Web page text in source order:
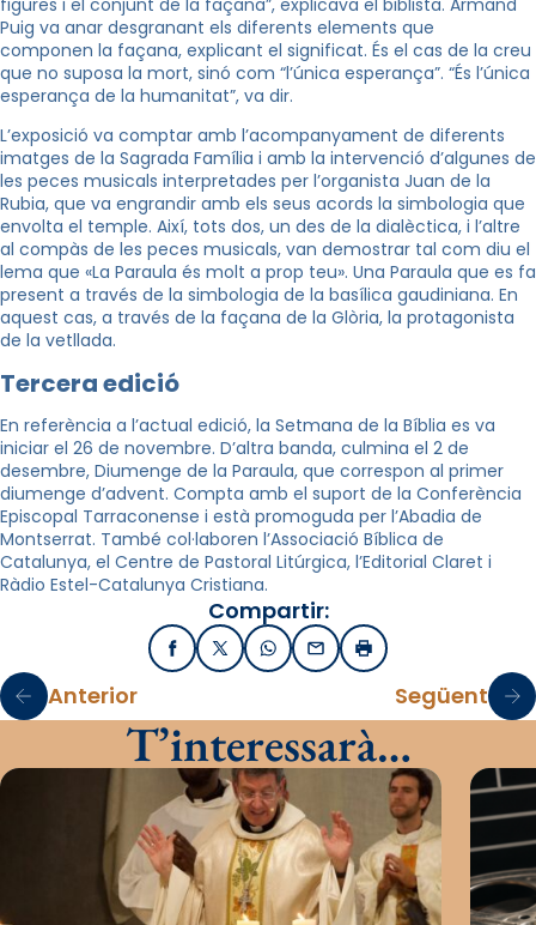
Puig va anar desgranant els diferents elements que
componen la façana, explicant el significat. És el cas de la creu
que no suposa la mort, sinó com “l’única esperança”. “És l’única
esperança de la humanitat”, va dir.
L’exposició va comptar amb l’acompanyament de diferents
imatges de la Sagrada Família i amb la intervenció d’algunes de
les peces musicals interpretades per l’organista Juan de la
Rubia, que va engrandir amb els seus acords la simbologia que
envolta el temple. Així, tots dos, un des de la dialèctica, i l’altre
al compàs de les peces musicals, van demostrar tal com diu el
lema que «La Paraula és molt a prop teu». Una Paraula que es fa
present a través de la simbologia de la basílica gaudiniana. En
aquest cas, a través de la façana de la Glòria, la protagonista
de la vetllada.
Tercera edició
En referència a l’actual edició, la Setmana de la Bíblia es va
iniciar el 26 de novembre. D’altra banda, culmina el 2 de
desembre, Diumenge de la Paraula, que correspon al primer
diumenge d’advent. Compta amb el suport de la Conferència
Episcopal Tarraconense i està promoguda per l’Abadia de
Montserrat. També col·laboren l’Associació Bíblica de
Catalunya, el Centre de Pastoral Litúrgica, l’Editorial Claret i
Ràdio Estel-Catalunya Cristiana.
Compartir:
FacebookX / TwitterWhatsApp
EmailImprimir
Anterior Següent
T’interessarà…